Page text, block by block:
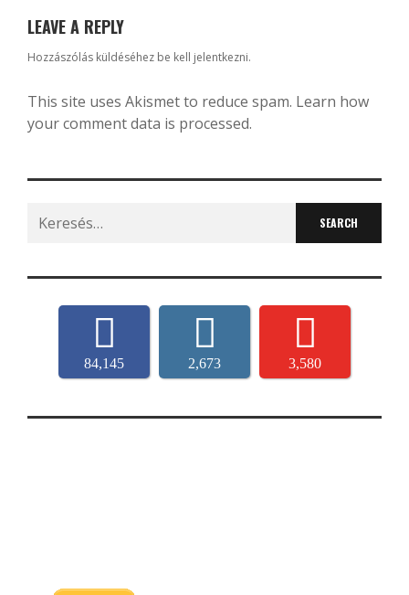
LEAVE A REPLY
Hozzászólás küldéséhez be kell jelentkezni.
This site uses Akismet to reduce spam. Learn how
your comment data is processed.
Search
for:
84,145 2,673 3,580